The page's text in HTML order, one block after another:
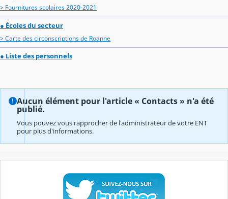
> Fournitures scolaires 2020-2021
● Écoles du secteur
> Carte des circonscriptions de Roanne
● Liste des personnels
Aucun élément pour l'article « Contacts » n'a été
publié.
Vous pouvez vous rapprocher de l'administrateur de votre ENT
pour plus d'informations.